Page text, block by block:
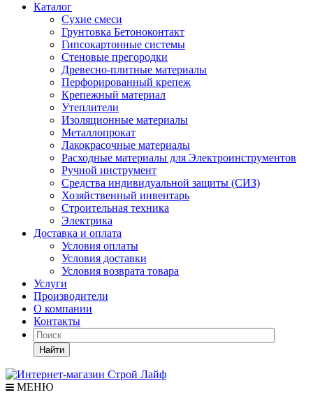
Каталог
Сухие смеси
Грунтовка Бетоноконтакт
Гипсокартонные системы
Стеновые прегородки
Древесно-плитные материалы
Перфорированный крепеж
Крепежный материал
Утеплители
Изоляционные материалы
Металлопрокат
Лакокрасочные материалы
Расходные материалы для Электроинструментов
Ручной инструмент
Средства индивидуальной защиты (СИЗ)
Хозяйственный инвентарь
Строительная техника
Электрика
Доставка и оплата
Условия оплаты
Условия доставки
Условия возврата товара
Услуги
Производители
О компании
Контакты
Найти
МЕНЮ